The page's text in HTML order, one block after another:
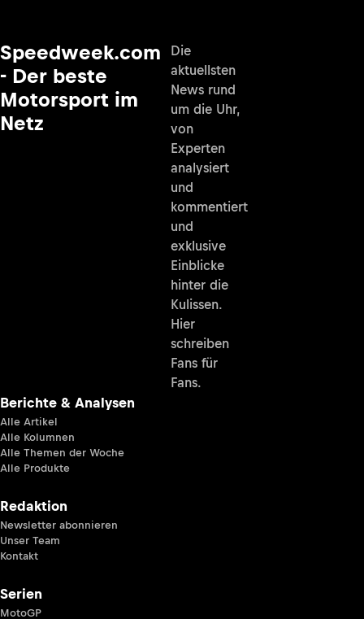
Speedweek.com
- Der beste
Motorsport im
Netz
Die
aktuellsten
News rund
um die Uhr,
von
Experten
analysiert
und
kommentiert
und
exklusive
Einblicke
hinter die
Kulissen.
Hier
schreiben
Fans für
Fans.
Berichte & Analysen
Alle Artikel
Alle Kolumnen
Alle Themen der Woche
Alle Produkte
Redaktion
Newsletter abonnieren
Unser Team
Kontakt
Serien
MotoGP